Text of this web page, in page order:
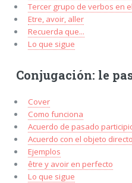
Tercer grupo de verbos en
Etre, avoir, aller
Recuerda que...
Lo que sigue
Conjugación: le
Cover
Como funciona
Acuerdo de pasado
Acuerdo con el objeto directo
Ejemplos
être y avoir en perfecto
Lo que sigue